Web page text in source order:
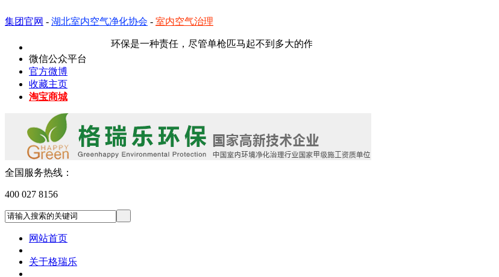
集团官网 - 湖北室内空气净化协会 - 室内空气治理
环保是一种责任，尽管单枪匹马起不到多大的作用，我们仍会做我们认为值得的事情。 格瑞
微信公众平台
官方微博
收藏主页
淘宝商城
全国服务热线：
400 027 8156
网站首页
关于格瑞乐